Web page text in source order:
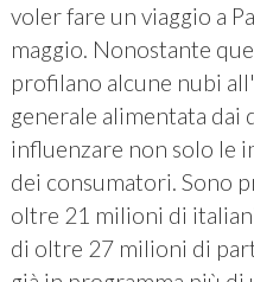
voler fare un viaggio a
maggio. Nonostante
profilano alcune nubi
generale alimentata dai
influenzare non solo le
dei consumatori. Sono
oltre 21 milioni di
di oltre 27 milioni di